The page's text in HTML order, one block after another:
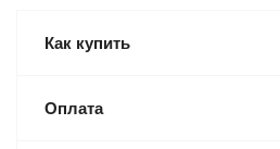
Как купить
Оплата